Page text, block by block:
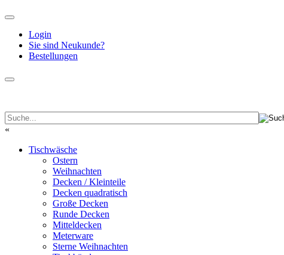
Login
Sie sind Neukunde?
Bestellungen
«
Tischwäsche
Ostern
Weihnachten
Decken / Kleinteile
Decken quadratisch
Große Decken
Runde Decken
Mitteldecken
Meterware
Sterne Weihnachten